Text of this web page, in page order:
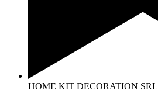
HOME KIT DECORATION SRL